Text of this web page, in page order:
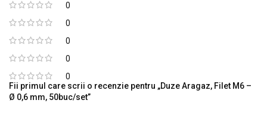
0
0
0
0
0
Fii primul care scrii o recenzie pentru „Duze Aragaz, Filet M6 –
Ø 0,6 mm, 50buc/set”